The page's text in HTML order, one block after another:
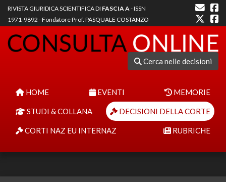
RIVISTA GIURIDICA SCIENTIFICA DI FASCIA A- ISSN
1971-9892 - Fondatore Prof. PASQUALE COSTANZO
Cerca nelle decisioni
HOME EVENTI MEMORIE
STUDI & COLLANA DECISIONI DELLA CORTE
CORTI NAZ EU INTERNAZ RUBRICHE